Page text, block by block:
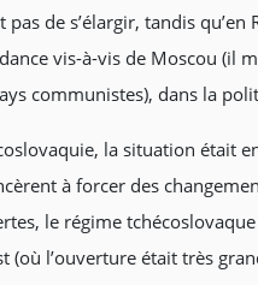
pas de s’élargir, tandis
vis-à-vis de Moscou (il
communistes), dans la
la situation était
à forcer des
le régime
(où l’ouverture était très